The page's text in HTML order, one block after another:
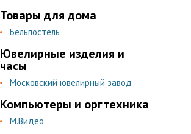
Товары для дома
Бельпостель
Ювелирные изделия и
часы
Московский ювелирный завод
Компьютеры и оргтехника
М.Видео